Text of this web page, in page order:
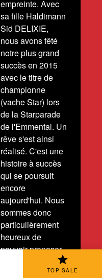
empreinte. Avec
sa fille Haldimann
Sid DELIXIE,
nous avons fêté
notre plus grand
succès en 2015
avec le titre de
championne
(vache Star) lors
de la Starparade
de l'Emmental. Un
rêve s'est ainsi
réalisé. C'est une
histoire à succès
qui se poursuit
encore
aujourd'hui. Nous
sommes donc
particulièrement
heureux de
pouvoir proposer,
dix ans plus tard,
deux animauxTOP SALE